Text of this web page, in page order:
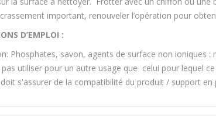
important, renouveler l’opération pour
D’EMPLOI :
Phosphates, savon, agents de surface non ioniques
pas utiliser pour un autre usage que celui pour lequel
s'assurer de la compatibilité du produit / support